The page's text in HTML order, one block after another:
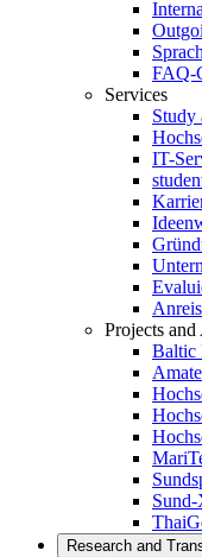
FAQ-
Services
Study
IT-
Projects
Baltic
Research and